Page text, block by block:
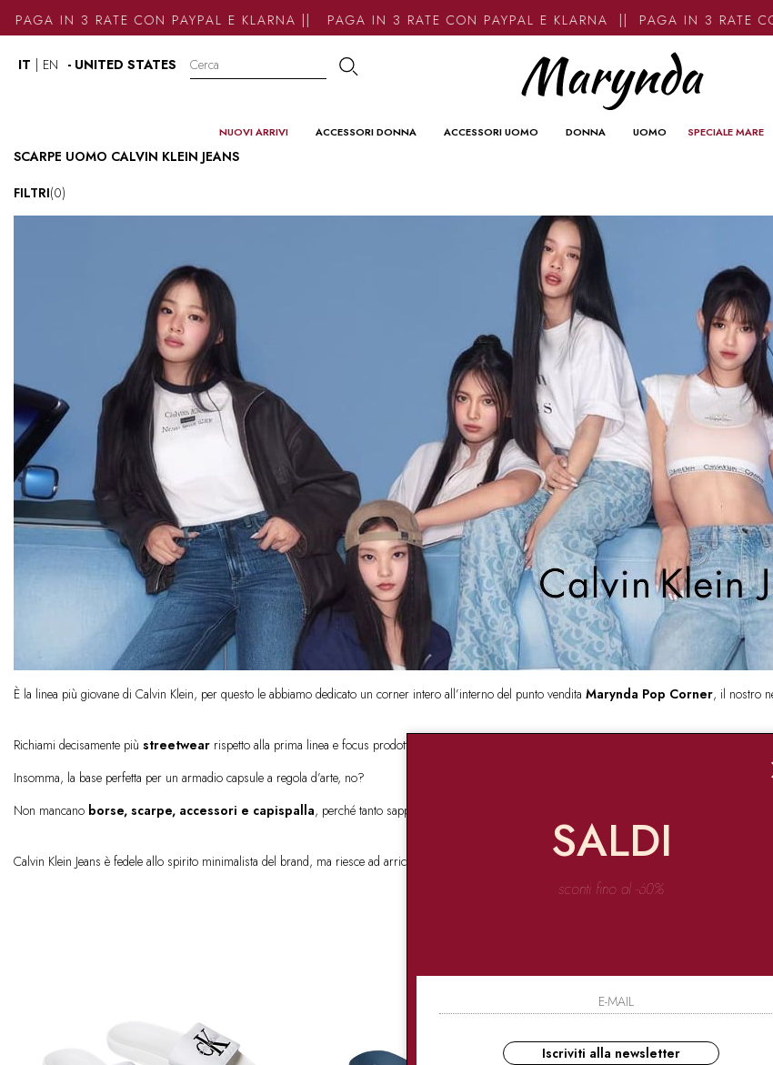
IN 3 RATE CON PAYPAL E KLARNA || PAGA IN 3 RATE CON PAYPAL E KLARNA || PAGA IN 3 RATE CON
IT EN - UNITED STATES
NUOVI ARRIVI ACCESSORI DONNA ACCESSORI UOMO DONNA UOMO SPECIALE MARE
SCARPE UOMO CALVIN KLEIN JEANS
FILTRI(0)
È la linea più giovane di Calvin Klein, per questo le abbiamo dedicato un corner intero all’interno del punto vendita Marynda Pop Corner, il nostro
Richiami decisamente più streetwear rispetto alla prima linea e focus prodotto su
Insomma, la base perfetta per un armadio capsule a regola d’arte, no?
Non mancano borse, scarpe, accessori e capispalla, perché tanto sappiamo tutte come funziona: entri per comprare un paio di jeans ed esci
Calvin Klein Jeans è fedele allo spirito minimalista del brand, ma riesce ad arricchirlo ulteriormente con quel tocco di streetwear che tanto ci piace. Il
SALDI
sconti fino al -60%
Iscriviti alla newsletter